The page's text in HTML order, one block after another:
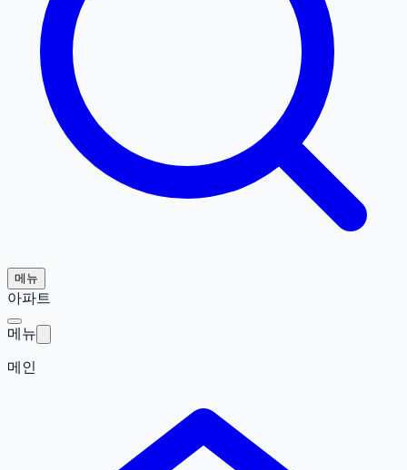
메뉴
아파트
메뉴
메인